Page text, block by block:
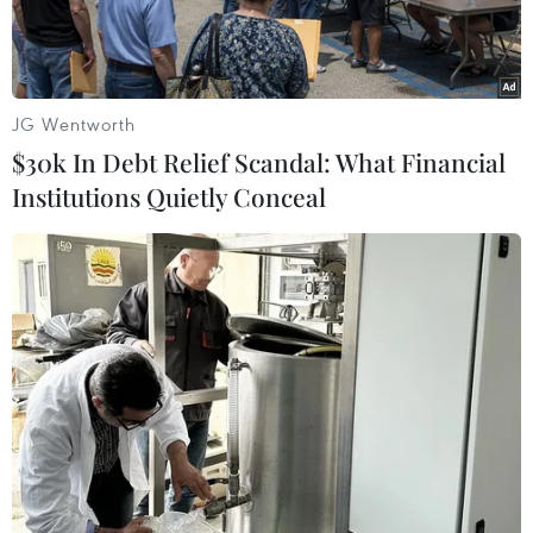
quy định.
Ông Võ Chí Công (thứ 3 từ trái sang) cùng 3 cán bộ dưới quyền
ở Ban Tổ chức Tỉnh ủy Sóc Trăng (cũ) bị khởi tố bị can, bắt tạm
giam về tội “Lợi dụng chức vụ, quyền hạn trong khi thi hành
công vụ.” (Ảnh: TTXVN phát)
JG Wentworth
$30k In Debt Relief Scandal: What Financial
Institutions Quietly Conceal